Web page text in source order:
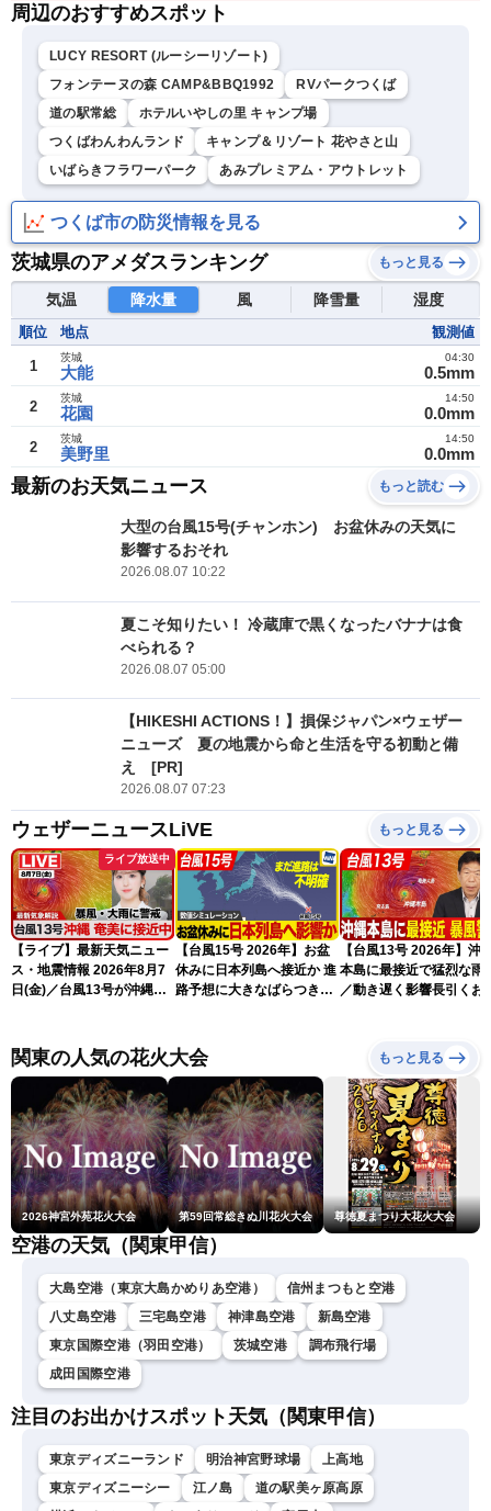
周辺のおすすめスポット
LUCY RESORT (ルーシーリゾート)
フォンテーヌの森 CAMP&BBQ1992
RVパークつくば
道の駅常総
ホテルいやしの里 キャンプ場
つくばわんわんランド
キャンプ＆リゾート 花やさと山
いばらきフラワーパーク
あみプレミアム・アウトレット
つくば市の防災情報を見る
茨城県のアメダスランキング もっと見る
気温 降水量 風 降雪量 湿度
順位 地点 観測値
1 大能
茨城
0.5mm
04:30
2 花園
茨城
0.0mm
14:50
2 美野里
茨城
0.0mm
14:50
最新のお天気ニュース もっと読む
大型の台風15号(チャンホン) お盆休みの天気に
影響するおそれ
2026.08.07 10:22
夏こそ知りたい！ 冷蔵庫で黒くなったバナナは食
べられる？
2026.08.07 05:00
【HIKESHI ACTIONS！】損保ジャパン×ウェザー
ニューズ 夏の地震から命と生活を守る初動と備
え [PR]
2026.08.07 07:23
ウェザーニュースLiVE もっと見る
ライブ放送中
【ライブ】最新天気ニュー
ス・地震情報 2026年8月7
日(金)／台風13号が沖縄・
ュースLiVEアフタヌーン・
小林李衣奈／内藤邦裕〉
【台風15号 2026年】お盆
休みに日本列島へ接近か 進
路予想に大きなばらつき
【台風13号 2026年】沖
本島に最接近で猛烈な雨
／動き遅く影響長引くお
関東の人気の花火大会 もっと見る
2026神宮外苑花火大会 第59回常総きぬ川花火大会 尊徳夏まつり大花火大会
空港の天気（関東甲信）
大島空港（東京大島かめりあ空港）
信州まつもと空港
八丈島空港
三宅島空港 神津島空港
新島空港
東京国際空港（羽田空港）
茨城空港
調布飛行場
成田国際空港
注目のお出かけスポット天気（関東甲信）
東京ディズニーランド 明治神宮野球場
上高地
東京ディズニーシー
江ノ島
道の駅美ヶ原高原